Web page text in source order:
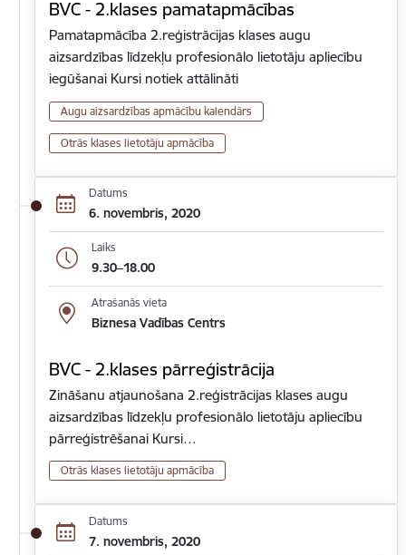
BVC - 2.klases pamatapmācības
Pamatapmācība 2.reģistrācijas klases augu
aizsardzības līdzekļu profesionālo lietotāju apliecību
iegūšanai Kursi notiek attālināti
Augu aizsardzības apmācību kalendārs
Otrās klases lietotāju apmācība
Datums
6. novembris, 2020
Laiks
9.30–18.00
Atrašanās vieta
Biznesa Vadības Centrs
BVC - 2.klases pārreģistrācija
Zināšanu atjaunošana 2.reģistrācijas klases augu
aizsardzības līdzekļu profesionālo lietotāju apliecību
pārreģistrēšanai Kursi…
Otrās klases lietotāju apmācība
Datums
7. novembris, 2020